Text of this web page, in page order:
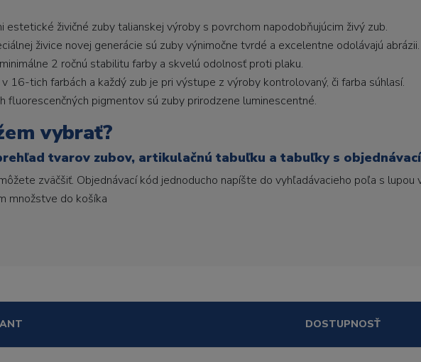
estetické živičné zuby talianskej výroby s povrchom napodobňujúcim živý zub.
živice novej generácie sú zuby výnimočne tvrdé a excelentne odolávajú abrázii.
2 ročnú stabilitu farby a skvelú odolnosť proti plaku.
16-tich farbách a každý zub je pri výstupe z výroby kontrolovaný, či farba súhlasí.
fluorescenčných pigmentov sú zuby prirodzene luminescentné.
vybrať?
tvarov zubov, artikulačnú tabuľku a tabuľky s
zväčšiť. Objednávací kód jednoducho napíšte do vyhľadávacieho poľa s
množstve do košíka
DOSTUPNOSŤ